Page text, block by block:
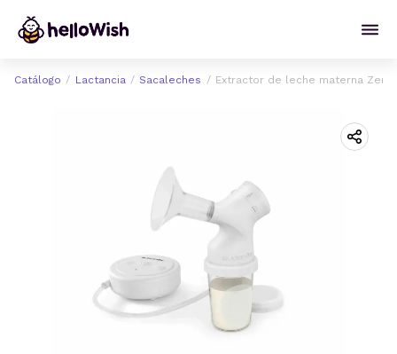
Catálogo Lactancia Sacaleches Extractor de leche materna Zero